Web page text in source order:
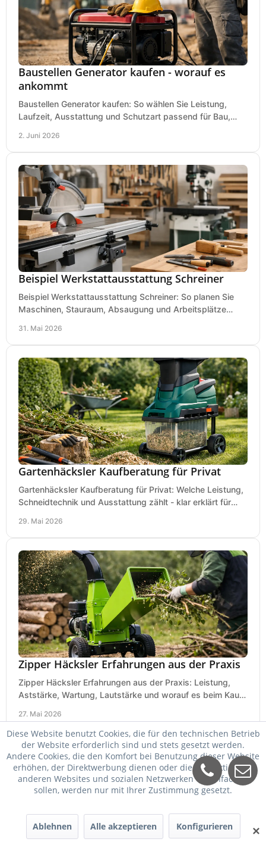
Baustellen Generator kaufen - worauf es
ankommt
Baustellen Generator kaufen: So wählen Sie Leistung,
Laufzeit, Ausstattung und Schutzart passend für Bau,
2. Juni 2026
Beispiel Werkstattausstattung Schreiner
Beispiel Werkstattausstattung Schreiner: So planen Sie
Maschinen, Stauraum, Absaugung und Arbeitsplätze
31. Mai 2026
Gartenhäcksler Kaufberatung für Privat
Gartenhäcksler Kaufberatung für Privat: Welche Leistung,
Schneidtechnik und Ausstattung zählt - klar erklärt für
29. Mai 2026
Zipper Häcksler Erfahrungen aus der Praxis
Zipper Häcksler Erfahrungen aus der Praxis: Leistung,
Aststärke, Wartung, Lautstärke und worauf es beim Kauf
27. Mai 2026
✕
Diese Website benutzt Cookies, die für den technischen Betrieb
der Website erforderlich sind und stets gesetzt werden.
Andere Cookies, die den Komfort bei Benutzung dieser Website
erhöhen, der Direktwerbung dienen oder die Interaktion mit
anderen Websites und sozialen Netzwerken vereinfachen
sollen, werden nur mit Ihrer Zustimmung gesetzt.
Ablehnen Alle akzeptieren Konfigurieren